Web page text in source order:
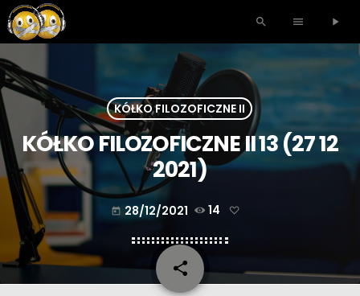
search menu play_arrow
KÓŁKO FILOZOFICZNE II
KÓŁKO FILOZOFICZNE II 13 (27 12
2021)
today 28/12/2021 14
share
email